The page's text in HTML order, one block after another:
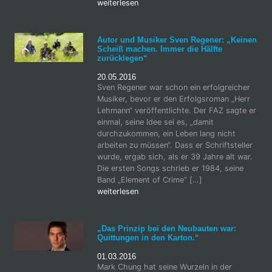
weiterlesen
Autor und Musiker Sven Regener: „Keinen
Scheiß machen. Immer die Hälfte
zurücklegen“
20.05.2016
Sven Regener war schon ein erfolgreicher
Musiker, bevor er den Erfolgsroman „Herr
Lehmann“ veröffentlichte. Der FAZ sagte er
einmal, seine Idee sei es, „damit
durchzukommen, ein Leben lang nicht
arbeiten zu müssen“. Dass er Schriftsteller
wurde, ergab sich, als er 39 Jahre alt war.
Die ersten Songs schrieb er 1984, seine
Band „Element of Crime“ […]
weiterlesen
„Das Prinzip bei den Neubauten war:
Quittungen in den Karton.“
01.03.2016
Mark Chung hat seine Wurzeln in der